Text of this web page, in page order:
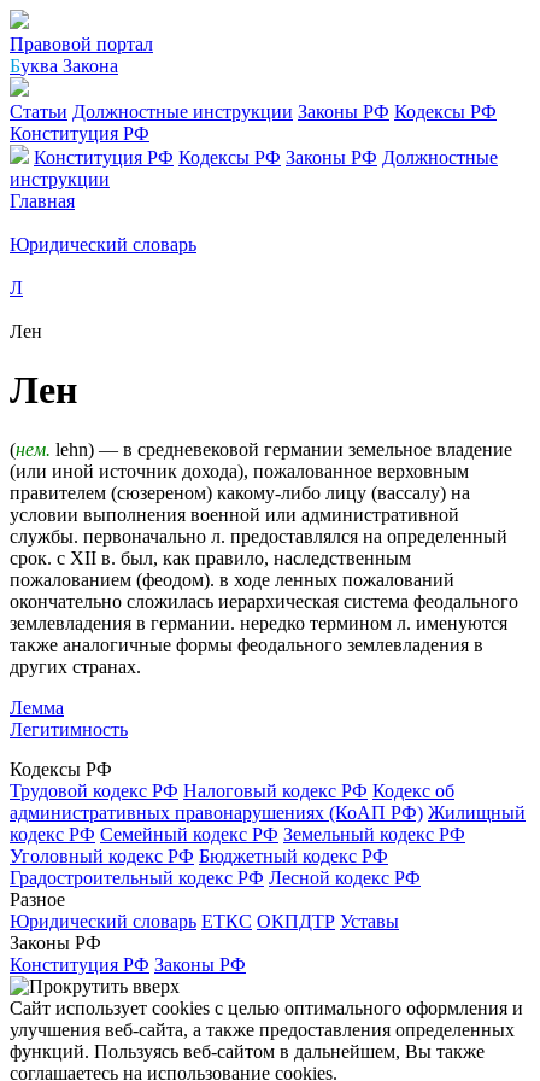
Правовой портал
Буква Закона
Статьи Должностные инструкции Законы РФ Кодексы РФ
Конституция РФ
Конституция РФ Кодексы РФ Законы РФ Должностные
инструкции
Главная
Юридический словарь
Л
Лен
Лен
(нем. lehn) — в средневековой германии земельное владение
(или иной источник дохода), пожалованное верховным
правителем (сюзереном) какому-либо лицу (вассалу) на
условии выполнения военной или административной
службы. первоначально л. предоставлялся на определенный
срок. с XII в. был, как правило, наследственным
пожалованием (феодом). в ходе ленных пожалований
окончательно сложилась иерархическая система феодального
землевладения в германии. нередко термином л. именуются
также аналогичные формы феодального землевладения в
других странах.
Лемма
Легитимность
Кодексы РФ
Трудовой кодекс РФ Налоговый кодекс РФ Кодекс об
административных правонарушениях (КоАП РФ) Жилищный
кодекс РФ Семейный кодекс РФ Земельный кодекс РФ
Уголовный кодекс РФ Бюджетный кодекс РФ
Градостроительный кодекс РФ Лесной кодекс РФ
Разное
Юридический словарь ЕТКС ОКПДТР Уставы
Законы РФ
Конституция РФ Законы РФ
Сайт использует cookies с целью оптимального оформления и
улучшения веб-сайта, а также предоставления определенных
функций. Пользуясь веб-сайтом в дальнейшем, Вы также
соглашаетесь на использование cookies.